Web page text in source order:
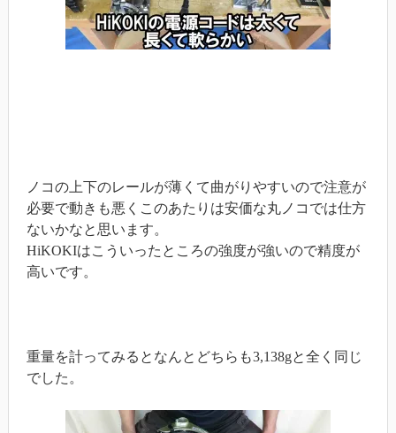
ノコの上下のレールが薄くて曲がりやすいので注意が
必要で動きも悪くこのあたりは安価な丸ノコでは仕方
ないかなと思います。
HiKOKIはこういったところの強度が強いので精度が
高いです。
重量を計ってみるとなんとどちらも3,138gと全く同じ
でした。